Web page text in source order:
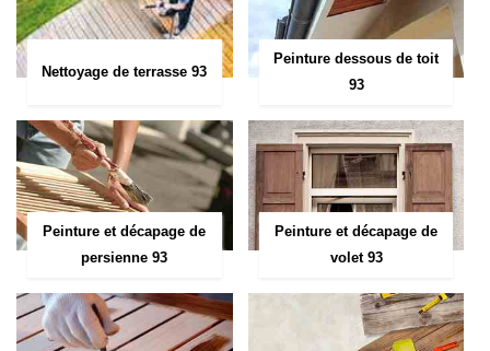
Nettoyage de terrasse 93
Peinture dessous de toit
93
Peinture et décapage de
persienne 93
Peinture et décapage de
volet 93